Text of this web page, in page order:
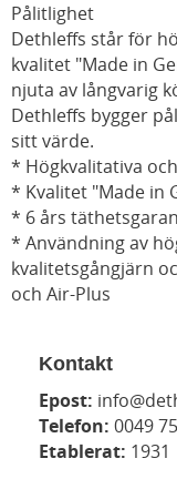
Pålitlighet
Dethleffs står för
kvalitet "Made in
njuta av långvarig
Dethleffs bygger
sitt värde.
* Högkvalitativa
* Kvalitet "Made in
* 6 års
* Användning av
kvalitetsgångjärn
och Air-Plus
Kontakt
Epost:
Telefon: 0049
Etablerat: 1931